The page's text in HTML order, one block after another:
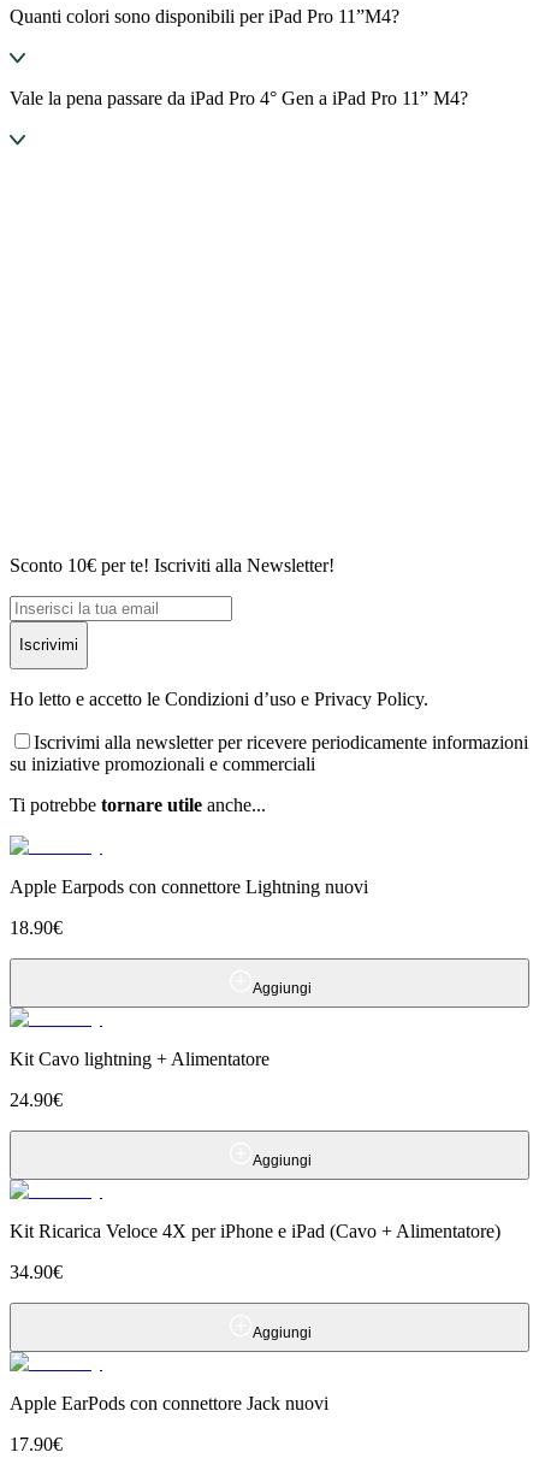
Quanti colori sono disponibili per iPad Pro 11”M4?
Vale la pena passare da iPad Pro 4° Gen a iPad Pro 11” M4?
Sconto 10€ per te! Iscriviti alla Newsletter!
Iscrivimi
Ho letto e accetto le Condizioni d’uso e Privacy Policy.
Iscrivimi alla newsletter per ricevere periodicamente informazioni
su iniziative promozionali e commerciali
Ti potrebbe tornare utile anche...
Apple Earpods con connettore Lightning nuovi
18.90€
Aggiungi
Kit Cavo lightning + Alimentatore
24.90€
Aggiungi
Kit Ricarica Veloce 4X per iPhone e iPad (Cavo + Alimentatore)
34.90€
Aggiungi
Apple EarPods con connettore Jack nuovi
17.90€